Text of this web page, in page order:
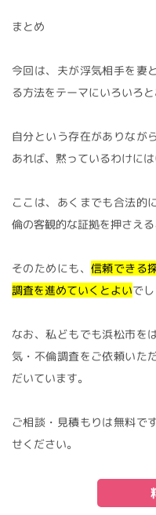
まとめ
今回は、夫が浮気相手を妻
る方法をテーマにいろいろと
自分という存在がありなが
あれば、黙っているわけには
ここは、あくまでも合法的
倫の客観的な証拠を押さえる
そのためにも、 信頼できる
調査を進めていくとよいでし
なお、私どもでも浜松市を
気・不倫調査をご依頼いた
だいています。
ご相談・見積もりは無料で
せください。